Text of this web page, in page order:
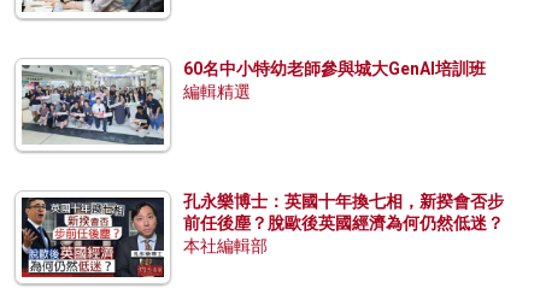
60名中小特幼老師參與城大GenAI培訓班
編輯精選
孔永樂博士：英國十年換七相，新揆會否步
前任後塵？脫歐後英國經濟為何仍然低迷？
本社編輯部